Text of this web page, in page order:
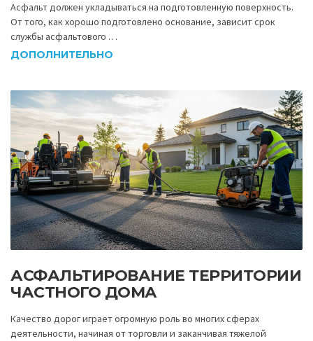
Асфальт должен укладываться на подготовленную поверхность.
От того, как хорошо подготовлено основание, зависит срок
службы асфальтового …
ДОПОЛНИТЕЛЬНО
АСФАЛЬТИРОВАНИЕ ТЕРРИТОРИИ
ЧАСТНОГО ДОМА
Качество дорог играет огромную роль во многих сферах
деятельности, начиная от торговли и заканчивая тяжелой